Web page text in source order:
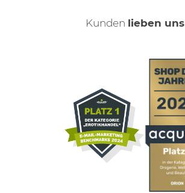
Kunden lieben uns